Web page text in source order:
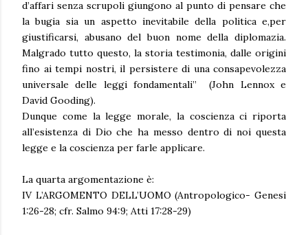
d’affari senza scrupoli giungono al punto di pensare che
la bugia sia un aspetto inevitabile della politica e,per
giustificarsi, abusano del buon nome della diplomazia.
Malgrado tutto questo, la storia testimonia, dalle origini
fino ai tempi nostri, il persistere di una consapevolezza
universale delle leggi fondamentali” (John Lennox e
David Gooding).
Dunque come la legge morale, la coscienza ci riporta
all’esistenza di Dio che ha messo dentro di noi questa
legge e la coscienza per farle applicare.
La quarta argomentazione è:
IV L’ARGOMENTO DELL’UOMO (Antropologico- Genesi
1:26-28; cfr. Salmo 94:9; Atti 17:28-29)